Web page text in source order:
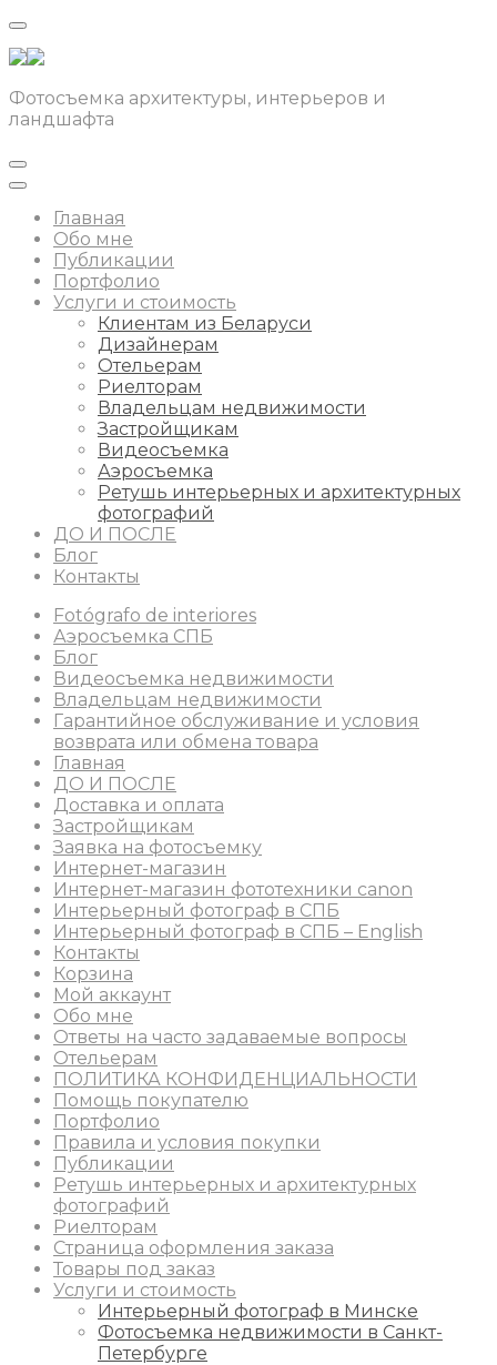
Фотосъемка архитектуры, интерьеров и
ландшафта
Главная
Обо мне
Публикации
Портфолио
Услуги и стоимость
Клиентам из Беларуси
Дизайнерам
Отельерам
Риелторам
Владельцам недвижимости
Застройщикам
Видеосъемка
Аэросъемка
Ретушь интерьерных и архитектурных
фотографий
ДО И ПОСЛЕ
Блог
Контакты
Fotógrafo de interiores
Аэросъемка СПБ
Блог
Видеосъемка недвижимости
Владельцам недвижимости
Гарантийное обслуживание и условия
возврата или обмена товара
Главная
ДО И ПОСЛЕ
Доставка и оплата
Застройщикам
Заявка на фотосъемку
Интернет-магазин
Интернет-магазин фототехники canon
Интерьерный фотограф в СПБ
Интерьерный фотограф в СПБ – English
Контакты
Корзина
Мой аккаунт
Обо мне
Ответы на часто задаваемые вопросы
Отельерам
ПОЛИТИКА КОНФИДЕНЦИАЛЬНОСТИ
Помощь покупателю
Портфолио
Правила и условия покупки
Публикации
Ретушь интерьерных и архитектурных
фотографий
Риелторам
Страница оформления заказа
Товары под заказ
Услуги и стоимость
Интерьерный фотограф в Минске
Фотосъемка недвижимости в Санкт-
Петербурге